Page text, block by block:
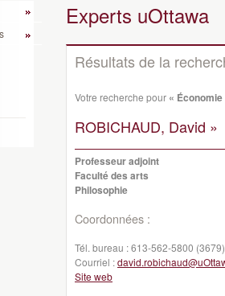
Experts uOttawa
Résultats de la
Votre recherche pour «
ROBICHAUD, David »
Professeur adjoint
Faculté des arts
Philosophie
Coordonnées :
Tél. bureau :613-562-5800 (3679)
Courriel :
Site web